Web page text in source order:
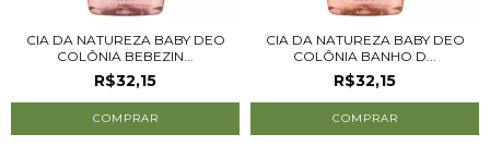
CIA DA NATUREZA BABY DEO
COLÔNIA BEBEZIN...
R$32,15
CIA DA NATUREZA BABY DEO
COLÔNIA BANHO D...
R$32,15